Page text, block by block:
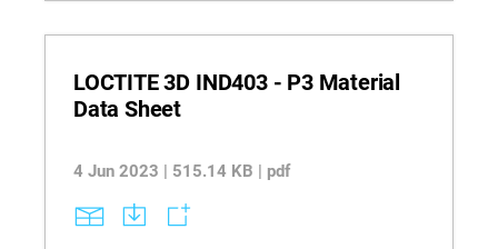
LOCTITE 3D IND403 - P3 Material
Data Sheet
4 Jun 2023 | 515.14 KB | pdf